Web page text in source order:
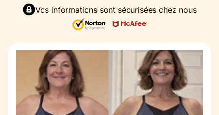
Vos informations sont sécurisées chez nous